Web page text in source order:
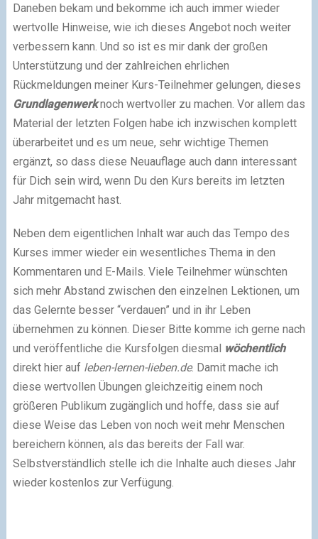
Daneben bekam und bekomme ich auch immer wieder
wertvolle Hinweise, wie ich dieses Angebot noch weiter
verbessern kann. Und so ist es mir dank der großen
Unterstützung und der zahlreichen ehrlichen
Rückmeldungen meiner Kurs-Teilnehmer gelungen, dieses
Grundlagenwerknoch wertvoller zu machen. Vor allem das
Material der letzten Folgen habe ich inzwischen komplett
überarbeitet und es um neue, sehr wichtige Themen
ergänzt, so dass diese Neuauflage auch dann interessant
für Dich sein wird, wenn Du den Kurs bereits im letzten
Jahr mitgemacht hast.
Neben dem eigentlichen Inhalt war auch das Tempo des
Kurses immer wieder ein wesentliches Thema in den
Kommentaren und E-Mails. Viele Teilnehmer wünschten
sich mehr Abstand zwischen den einzelnen Lektionen, um
das Gelernte besser “verdauen” und in ihr Leben
übernehmen zu können. Dieser Bitte komme ich gerne nach
und veröffentliche die Kursfolgen diesmal wöchentlich
direkt hier auf leben-lernen-lieben.de. Damit mache ich
diese wertvollen Übungen gleichzeitig einem noch
größeren Publikum zugänglich und hoffe, dass sie auf
diese Weise das Leben von noch weit mehr Menschen
bereichern können, als das bereits der Fall war.
Selbstverständlich stelle ich die Inhalte auch dieses Jahr
wieder kostenlos zur Verfügung.